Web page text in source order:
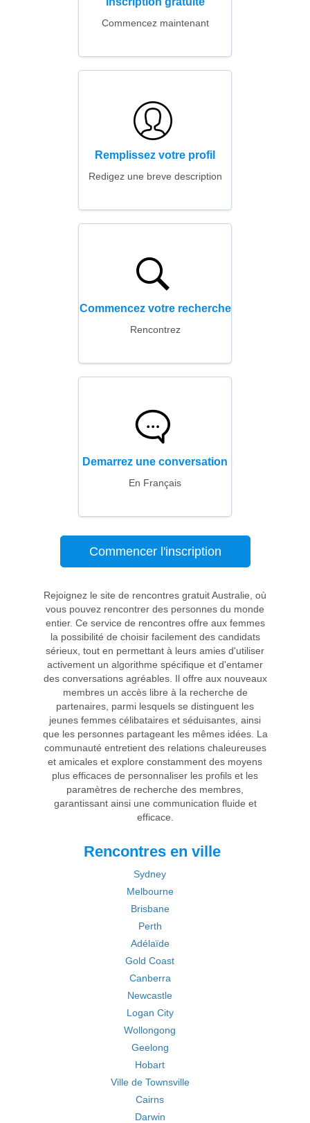
Commencez maintenant
Remplissez votre profil
Redigez une breve description
Commencez votre recherche
Rencontrez
Demarrez une conversation
En Français
Commencer l'inscription
Rejoignez le site de rencontres gratuit Australie, où
vous pouvez rencontrer des personnes du monde
entier. Ce service de rencontres offre aux femmes
la possibilité de choisir facilement des candidats
sérieux, tout en permettant à leurs amies d'utiliser
activement un algorithme spécifique et d'entamer
des conversations agréables. Il offre aux nouveaux
membres un accès libre à la recherche de
partenaires, parmi lesquels se distinguent les
jeunes femmes célibataires et séduisantes, ainsi
que les personnes partageant les mêmes idées. La
communauté entretient des relations chaleureuses
et amicales et explore constamment des moyens
plus efficaces de personnaliser les profils et les
paramètres de recherche des membres,
garantissant ainsi une communication fluide et
efficace.
Rencontres en ville
Sydney
Melbourne
Brisbane
Perth
Adélaïde
Gold Coast
Canberra
Newcastle
Logan City
Wollongong
Geelong
Hobart
Ville de Townsville
Cairns
Darwin